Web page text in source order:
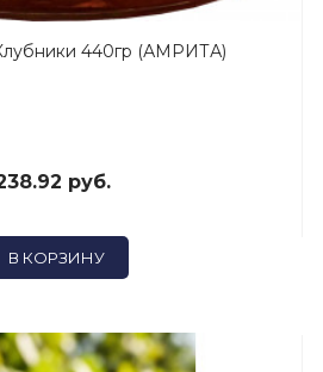
440гр (АМРИТА)
руб.
В КОРЗИНУ